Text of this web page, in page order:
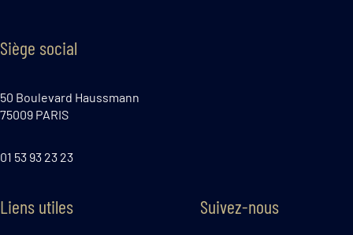
Siège social
50 Boulevard Haussmann
75009 PARIS
01 53 93 23 23
Liens utiles Suivez-nous